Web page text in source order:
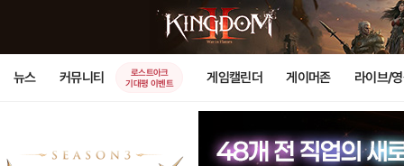
뉴스 커뮤니티
로스트아크
기대평 이벤트
게임캘린더 게이머존 라이브/